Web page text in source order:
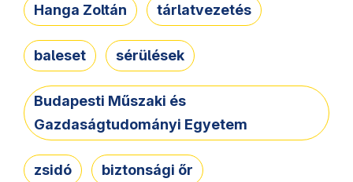
Hanga Zoltán tárlatvezetés
baleset sérülések
Budapesti Műszaki és
Gazdaságtudományi Egyetem
zsidó biztonsági őr